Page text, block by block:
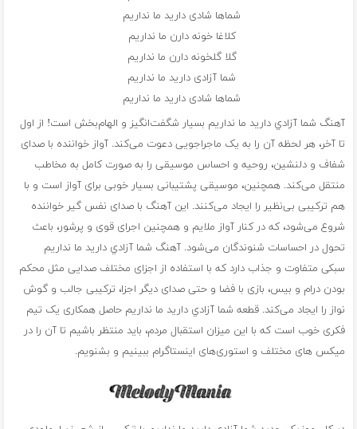
شماها شادی دارید ما نداریم
كلاغا خونه دارن ما نداریم
گلا گلخونه دارن ما نداریم
شما آزادی دارید ما نداریم
شماها شادی دارید ما نداریم
آهنگ شما آزادي داريد ما نداريم بسیار شگفت‌انگیز و الهام‌بخش است! از اول
تا آخر، هر لحظه آن را به یک ماجراجویی دعوت می‌کند. آواز خواننده با صدای
شفاف و دلنشین، روحیه و احساس موسیقی را به صورت کامل به مخاطب
منتقل می‌کند. همچنین، موسیقی پشتیبانی بسیار خوبی برای آواز است و با
هم ترکیبی بی‌نظیر را ایجاد می‌کنند. این آهنگ با صدای نفس گیر خواننده
شروع می‌شود، که در کنار آواز ملایم و همچنین اجرای قوی و پرشور، باعث
تحول در احساسات شنوندگان می‌شود. آهنگ شما آزادي داريد ما نداريم
سبکی متفاوت و جذاب دارد که با استفاده از اجزای مختلف صدایی مثل محکم
بودن درام و بیس، بازی با فضا و حتی صدای دیگر اجزا، ترکیبی جالب و گوش
نواز را ایجاد می‌کند. قطعه شما آزادي داريد ما نداريم حاصل همکاری یک تیم
فکری خوب است که با این میزان استقبال مردم، باید منتظر باشیم تا آن را در
میکس های مختلف و استوری‌های اینستاگرام ببینیم و بشنویم.